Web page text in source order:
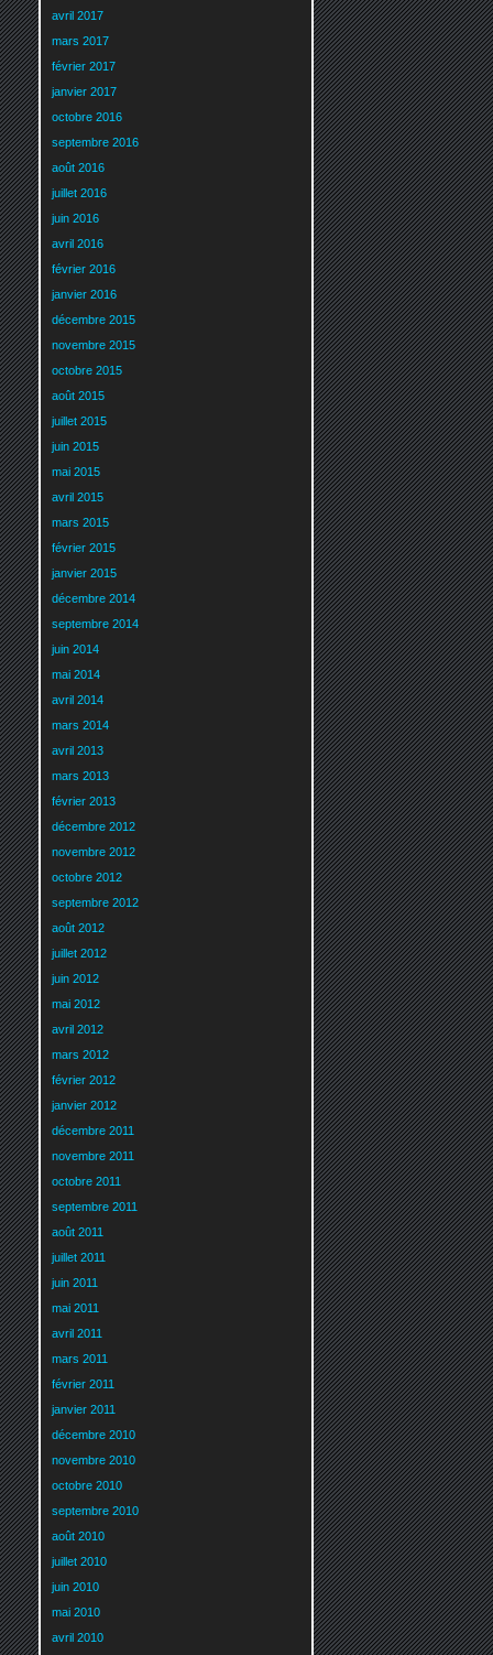
avril 2017
mars 2017
février 2017
janvier 2017
octobre 2016
septembre 2016
août 2016
juillet 2016
juin 2016
avril 2016
février 2016
janvier 2016
décembre 2015
novembre 2015
octobre 2015
août 2015
juillet 2015
juin 2015
mai 2015
avril 2015
mars 2015
février 2015
janvier 2015
décembre 2014
septembre 2014
juin 2014
mai 2014
avril 2014
mars 2014
avril 2013
mars 2013
février 2013
décembre 2012
novembre 2012
octobre 2012
septembre 2012
août 2012
juillet 2012
juin 2012
mai 2012
avril 2012
mars 2012
février 2012
janvier 2012
décembre 2011
novembre 2011
octobre 2011
septembre 2011
août 2011
juillet 2011
juin 2011
mai 2011
avril 2011
mars 2011
février 2011
janvier 2011
décembre 2010
novembre 2010
octobre 2010
septembre 2010
août 2010
juillet 2010
juin 2010
mai 2010
avril 2010